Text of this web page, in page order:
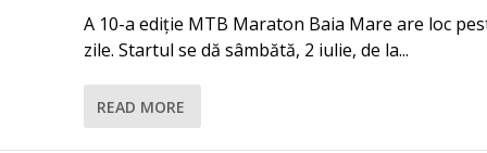
A 10-a ediție MTB Maraton Baia Mare are loc
zile. Startul se dă sâmbătă, 2 iulie, de la...
READ MORE